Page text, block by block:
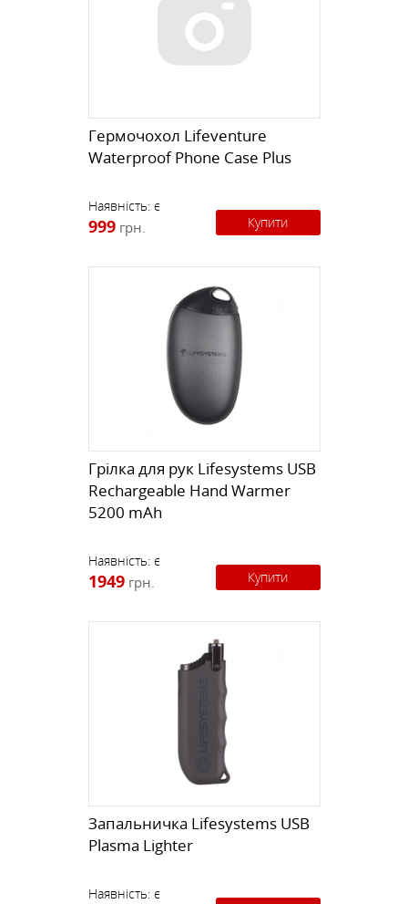
Гермочохол Lifeventure
Waterproof Phone Case Plus
Наявність: є
999 грн. Купити
Грілка для рук Lifesystems USB
Rechargeable Hand Warmer
5200 mAh
Наявність: є
1949 грн. Купити
Запальничка Lifesystems USB
Plasma Lighter
Наявність: є